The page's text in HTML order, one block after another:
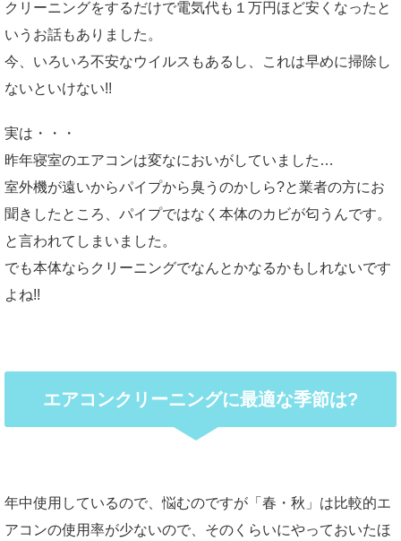
クリーニングをするだけで電気代も１万円ほど安くなったと
いうお話もありました。
今、いろいろ不安なウイルスもあるし、これは早めに掃除し
ないといけない!!
実は・・・
昨年寝室のエアコンは変なにおいがしていました…
室外機が遠いからパイプから臭うのかしら?と業者の方にお
聞きしたところ、パイプではなく本体のカビが匂うんです。
と言われてしまいました。
でも本体ならクリーニングでなんとかなるかもしれないです
よね!!
エアコンクリーニングに最適な季節は?
年中使用しているので、悩むのですが「春・秋」は比較的エ
アコンの使用率が少ないので、そのくらいにやっておいたほ